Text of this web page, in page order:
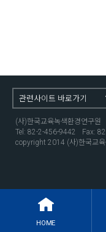
HOME
(사)한국교육녹색환경연구원
Tel: 82-2-456-9442
Fax:
copyright 2014 (사)한국교육
관련사이트 바로가기